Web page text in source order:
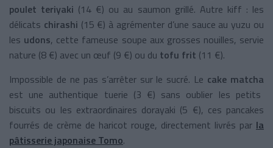
poulet teriyaki (14 €) ou au saumon grillé. Autre kiff : les
délicats chirashi (15 €) à agrémenter d’une sauce au yuzu ou
les udons, cette fameuse soupe aux grosses nouilles, servie
nature (8 €) avec un œuf (9 €) ou du tofu frit (11 €).
Impossible de ne pas s’arrêter sur le sucré. Le cake matcha
est une authentique tuerie (3 €) sans oublier les petits
biscuits ou les extraordinaires dorayaki (5 €), ces pancakes
fourrés de crème de haricot rouge, directement livrés par la
pâtisserie japonaise Tomo.